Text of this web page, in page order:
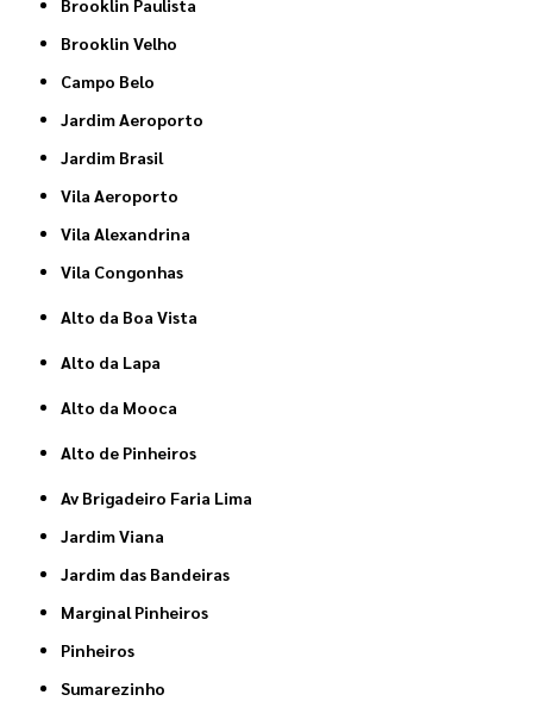
Brooklin Paulista
Brooklin Velho
Campo Belo
Jardim Aeroporto
Jardim Brasil
Vila Aeroporto
Vila Alexandrina
Vila Congonhas
Alto da Boa Vista
Alto da Lapa
Alto da Mooca
Alto de Pinheiros
Av Brigadeiro Faria Lima
Jardim Viana
Jardim das Bandeiras
Marginal Pinheiros
Pinheiros
Sumarezinho